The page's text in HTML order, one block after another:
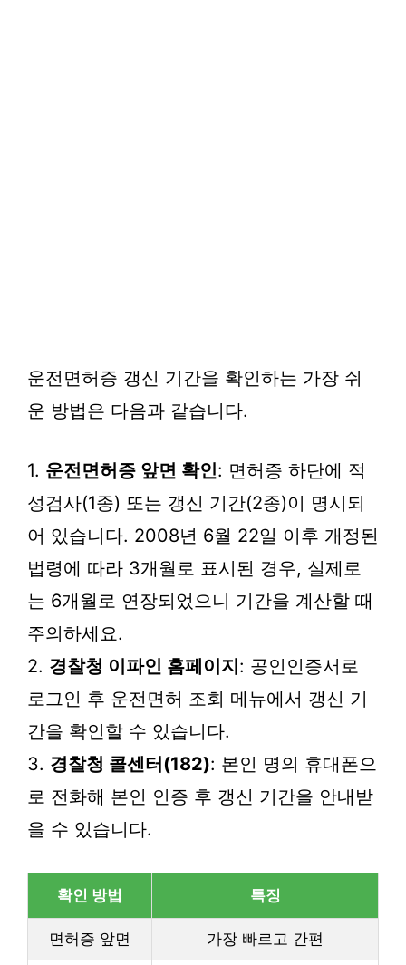
운전면허증 갱신 기간을 확인하는 가장 쉬
운 방법은 다음과 같습니다.
1. 운전면허증 앞면 확인: 면허증 하단에 적
성검사(1종) 또는 갱신 기간(2종)이 명시되
어 있습니다. 2008년 6월 22일 이후 개정된
법령에 따라 3개월로 표시된 경우, 실제로
는 6개월로 연장되었으니 기간을 계산할 때
주의하세요.
2. 경찰청 이파인 홈페이지: 공인인증서로
로그인 후 운전면허 조회 메뉴에서 갱신 기
간을 확인할 수 있습니다.
3. 경찰청 콜센터(182): 본인 명의 휴대폰으
로 전화해 본인 인증 후 갱신 기간을 안내받
을 수 있습니다.
확인 방법 특징
면허증 앞면 가장 빠르고 간편